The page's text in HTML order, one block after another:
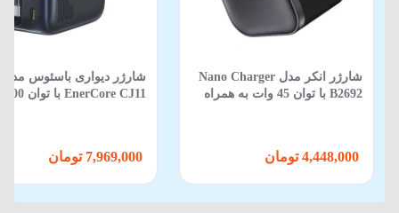
شارژر انکر مدل Nano Charger
B2692 با توان 45 وات به همراه
شارژر دیواری باسئوس مدل
EnerCore CJ11 با توان 100 وات